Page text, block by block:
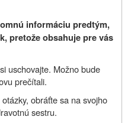
informáciu predtým,
pretože obsahuje pre vás
uschovajte. Možno bude
prečítali.
obráťte sa na svojho
sestru.